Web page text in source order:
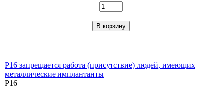
+
P16 запрещается работа (присутствие) людей, имеющих
металлические имплантанты
P16